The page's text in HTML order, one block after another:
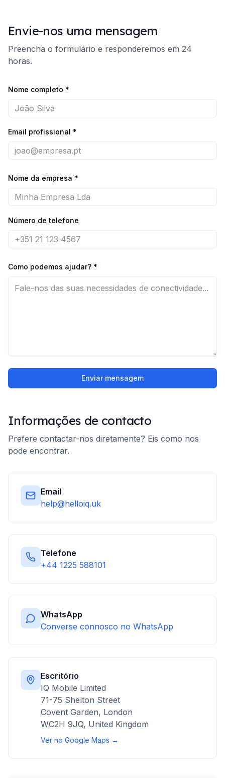
Envie-nos uma mensagem
Preencha o formulário e responderemos em 24
horas.
Nome completo *
Email profissional *
Nome da empresa *
Número de telefone
Como podemos ajudar? *
Enviar mensagem
Informações de contacto
Prefere contactar-nos diretamente? Eis como nos
pode encontrar.
Email
help@helloiq.uk
Telefone
+44 1225 588101
WhatsApp
Converse connosco no WhatsApp
Escritório
IQ Mobile Limited
71-75 Shelton Street
Covent Garden, London
WC2H 9JQ, United Kingdom
Ver no Google Maps →